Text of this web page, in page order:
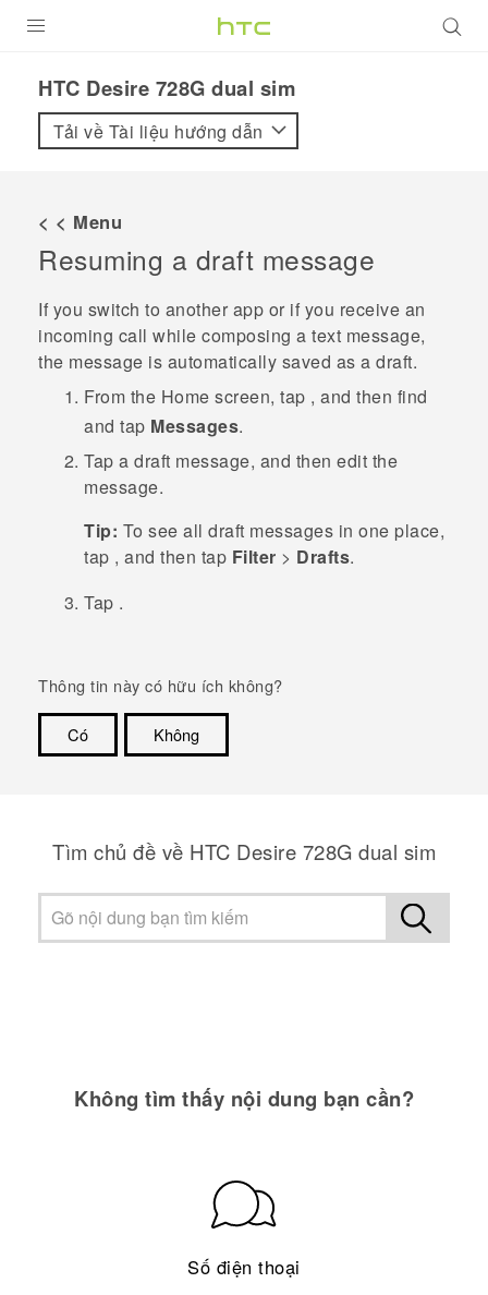
VIVE
VIVERSE
ỨNG DỤNG
HỖ TRỢ
HTC Desire 728G dual sim‎
Tải về Tài liệu hướng dẫn
< < Menu
Resuming a draft message
If you switch to another app or if you receive an
incoming call while composing a text message,
the message is automatically saved as a draft.
From the Home screen, tap , and then find
and tap Messages.
Tap a draft message, and then edit the
message.
Tip: To see all draft messages in one place,
tap , and then tap Filter > Drafts.
Tap .
Thông tin này có hữu ích không?
Có
Không
Tìm chủ đề về HTC Desire 728G dual sim
Không tìm thấy nội dung bạn cần?
Số điện thoại